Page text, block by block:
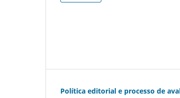
Política editorial e processo de